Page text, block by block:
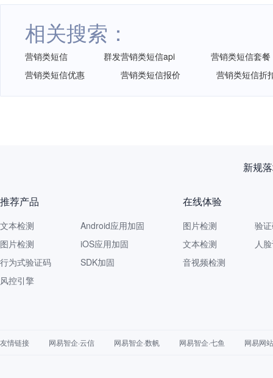
相关搜索：
营销类短信 群发营销类短信api
营销类短信套餐
营销类短信优惠
营销类短信报价 营销类短信折
再获
推荐产品
文本检测
图片检测
行为式验证码
风控引擎
Android应用加固
iOS应用加固
SDK加固
在线体验
图片检测
文本检测
音视频检测
验
人
友情链接 网易智企·云信 网易智企·数帆 网易智企·七鱼 网易网